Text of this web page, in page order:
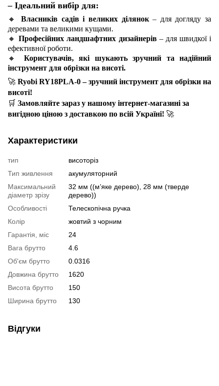
– Ідеальний вибір для:
🔸 Власників садів і великих ділянок– для догляду за
деревами та великими кущами.
🔸
Професійних ландшафтних дизайнерів– для швидкої і
ефективної роботи.
🔸
Користувачів, які шукають зручний та надійний
інструмент для обрізки на висоті.
🚀 Ryobi RY18PLA-0 – зручний інструмент для обрізки на
висоті!
🛒 Замовляйте зараз у нашому інтернет-магазині за
вигідною ціною з доставкою по всій Україні! 🚀
Характеристики
тип
висоторіз
Тип живлення
акумуляторний
Максимальний
діаметр зрізу
32 мм ((м’яке дерево), 28 мм (тверде
дерево))
Особливості
Телескопічна ручка
Колір
жовтий з чорним
Гарантія, міс
24
Вага брутто
4.6
Об'єм брутто
0.0316
Довжина брутто
1620
Висота брутто
150
Ширина брутто
130
Відгуки